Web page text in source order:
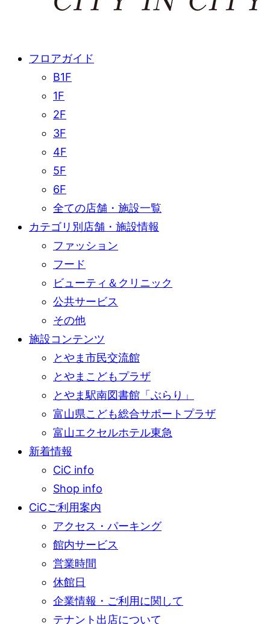
フロアガイド
B1F
1F
2F
3F
4F
5F
6F
全ての店舗・施設一覧
カテゴリ別店舗・施設情報
ファッション
フード
ビューティ＆クリニック
公共サービス
その他
施設コンテンツ
とやま市民交流館
とやまこどもプラザ
とやま駅南図書館「ぶらり」
富山県こども総合サポートプラザ
富山エクセルホテル東急
新着情報
CiC info
Shop info
CiCご利用案内
アクセス・パーキング
館内サービス
営業時間
休館日
企業情報・ご利用に関して
テナント出店について